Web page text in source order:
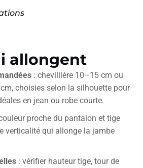
allongent
: chevillière 10–15 cm ou
choisies selon la silhouette pour
en jean ou robe courte.
proche du pantalon et tige
verticalité qui allonge la jambe
: vérifier hauteur tige, tour de